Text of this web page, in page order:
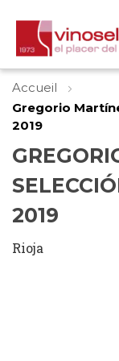
Accueil
Gregorio
2019
2019
Rioja